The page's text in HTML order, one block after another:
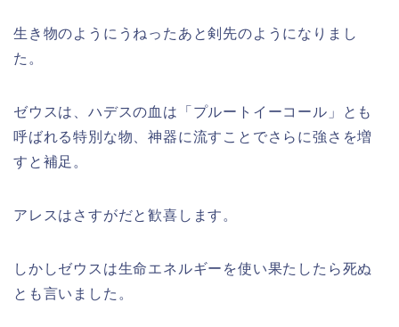
生き物のようにうねったあと剣先のようになりまし
た。
ゼウスは、ハデスの血は「プルートイーコール」とも
呼ばれる特別な物、神器に流すことでさらに強さを増
すと補足。
アレスはさすがだと歓喜します。
しかしゼウスは生命エネルギーを使い果たしたら死ぬ
とも言いました。